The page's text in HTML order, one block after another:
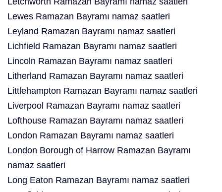
Lewes Ramazan Bayramı namaz saatleri
Leyland Ramazan Bayramı namaz saatleri
Lichfield Ramazan Bayramı namaz saatleri
Lincoln Ramazan Bayramı namaz saatleri
Litherland Ramazan Bayramı namaz saatleri
Littlehampton Ramazan Bayramı namaz saatleri
Liverpool Ramazan Bayramı namaz saatleri
Lofthouse Ramazan Bayramı namaz saatleri
London Ramazan Bayramı namaz saatleri
London Borough of Harrow Ramazan Bayramı
namaz saatleri
Long Eaton Ramazan Bayramı namaz saatleri